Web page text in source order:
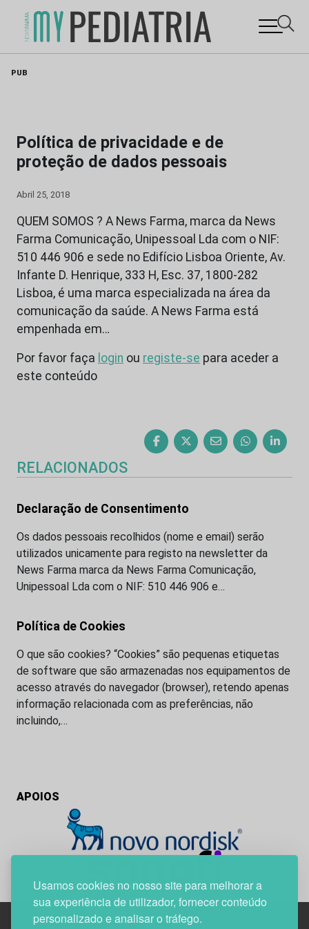
Usamos cookies no nosso site para melhorar a
sua experiência de utilizador, fornecer conteúdo
personalizado e analisar o tráfego.
PUB
Política de privacidade e de
proteção de dados pessoais
Abril 25, 2018
QUEM SOMOS ? A News Farma, marca da News
Farma Comunicação, Unipessoal Lda com o NIF:
510 446 906 e sede no Edifício Lisboa Oriente, Av.
Infante D. Henrique, 333 H, Esc. 37, 1800-282
Lisboa, é uma marca especializada na área da
comunicação da saúde. A News Farma está
empenhada em…
Por favor faça login ou registe-se para aceder a
este conteúdo
RELACIONADOS
Declaração de Consentimento
Os dados pessoais recolhidos (nome e email) serão
utilizados unicamente para registo na newsletter da
News Farma marca da News Farma Comunicação,
Unipessoal Lda com o NIF: 510 446 906 e…
Política de Cookies
O que são cookies? “Cookies” são pequenas etiquetas
de software que são armazenadas nos equipamentos de
acesso através do navegador (browser), retendo apenas
informação relacionada com as preferências, não
incluindo,…
APOIOS